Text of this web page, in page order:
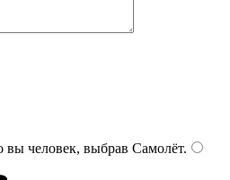
вы человек, выбрав Самолёт.